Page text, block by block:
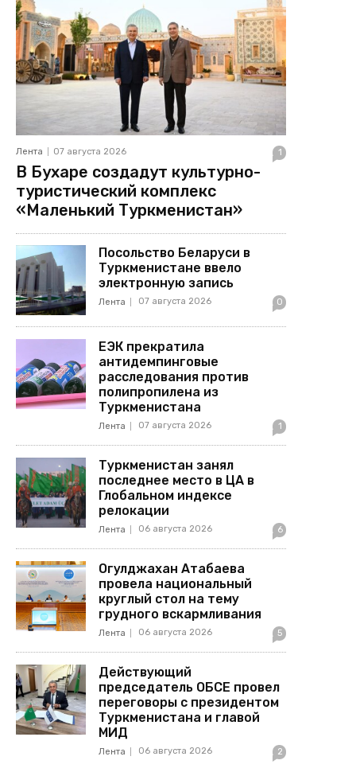
Лента 07 августа 2026 1
В Бухаре создадут культурно-
туристический комплекс
«Маленький Туркменистан»
Посольство Беларуси в
Туркменистане ввело
электронную запись
Лента 07 августа 2026 0
ЕЭК прекратила
антидемпинговые
расследования против
полипропилена из
Туркменистана
Лента 07 августа 2026 1
Туркменистан занял
последнее место в ЦА в
Глобальном индексе
релокации
Лента 06 августа 2026 6
Огулджахан Атабаева
провела национальный
круглый стол на тему
грудного вскармливания
Лента 06 августа 2026 5
Действующий
председатель ОБСЕ провел
переговоры с президентом
Туркменистана и главой
МИД
Лента 06 августа 2026 2